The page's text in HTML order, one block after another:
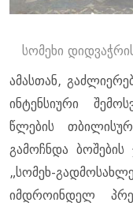
სომეხი
ამასთან,
ინტენსიური
წლების
გამოჩნდა
„სომეხ-
იმდროინდელ